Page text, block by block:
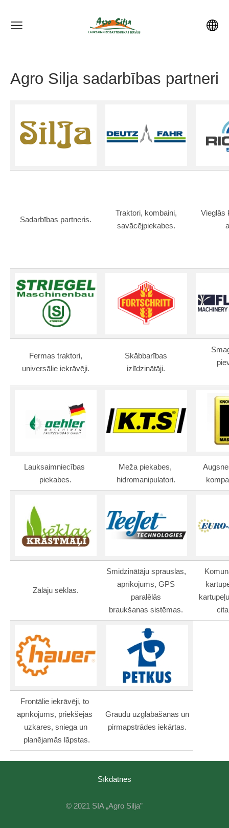
Agro Silja sadarbības partneri
Sadarbības partneris.
Traktori, kombaini,
savācējpiekabes.
Vieglās
Fermas traktori,
universālie iekrāvēji.
Skābbarības
izlīdzinātāji.
Lauksaimniecības
piekabes.
Meža piekabes,
hidromanipulatori.
Zālāju sēklas.
Smidzinātāju sprauslas,
aprīkojums, GPS
paralēlās
braukšanas sistēmas.
Frontālie iekrāvēji, to
aprīkojums, priekšējās
uzkares, sniega un
planējamās lāpstas.
Graudu uzglabāšanas un
pirmapstrādes iekārtas.
Sīkdatnes
© 2021 SIA „Agro Silja”